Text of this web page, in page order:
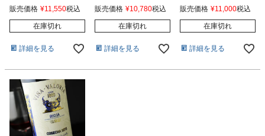
販売価格 ¥11,550税込
在庫切れ
詳細を見る
販売価格 ¥10,780税込
在庫切れ
詳細を見る
販売価格 ¥11,000税込
在庫切れ
詳細を見る